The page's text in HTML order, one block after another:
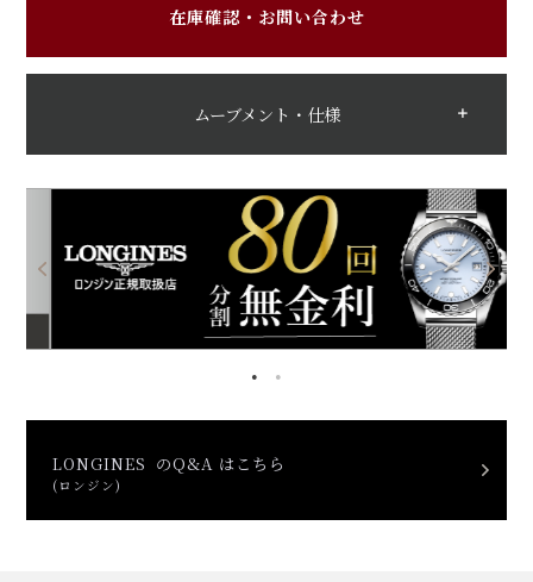
在庫確認・お問い合わせ
ムーブメント・仕様
LONGINES のQ&A はこちら
(ロンジン)